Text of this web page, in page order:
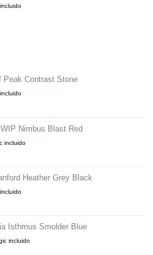
Peak Contrast Stone
Nimbus Blast Red
incluido
Heather Grey Black
Isthmus Smolder Blue
incluido